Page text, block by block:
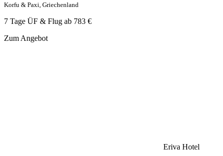
Korfu & Paxi, Griechenland
7 Tage ÜF & Flug ab 783 €
Zum Angebot
Eriva Hotel